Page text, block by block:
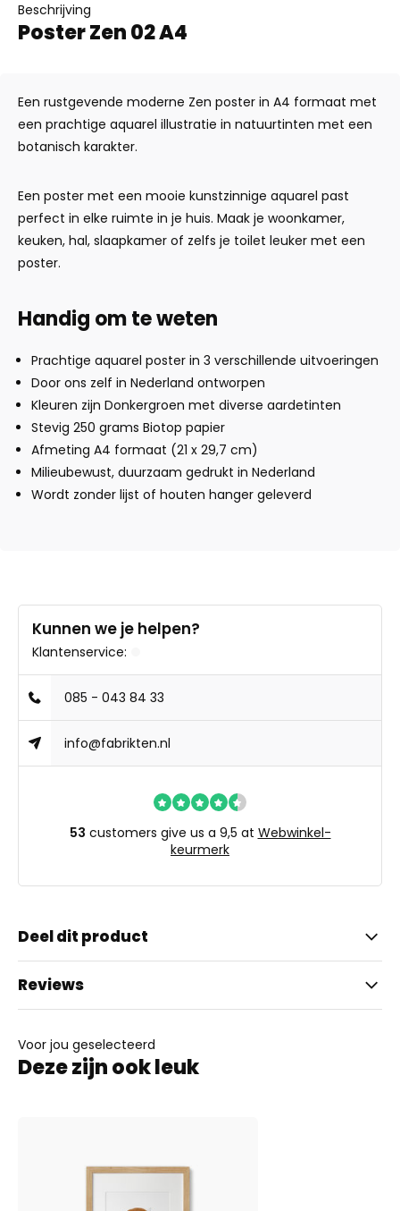
Beschrijving
Poster Zen 02 A4
Een rustgevende moderne Zen poster in A4 formaat met
een prachtige aquarel illustratie in natuurtinten met een
botanisch karakter.
Een poster met een mooie kunstzinnige aquarel past
perfect in elke ruimte in je huis. Maak je woonkamer,
keuken, hal, slaapkamer of zelfs je toilet leuker met een
poster.
Handig om te weten
Prachtige aquarel poster in 3 verschillende uitvoeringen
Door ons zelf in Nederland ontworpen
Kleuren zijn Donkergroen met diverse aardetinten
Stevig 250 grams Biotop papier
Afmeting A4 formaat (21 x 29,7 cm)
Milieubewust, duurzaam gedrukt in Nederland
Wordt zonder lijst of houten hanger geleverd
Kunnen we je helpen?
Klantenservice:
085 - 043 84 33
info@fabrikten.nl
53 customers give us a 9,5 at Webwinkel-
keurmerk
Deel dit product
Reviews
Voor jou geselecteerd
Deze zijn ook leuk